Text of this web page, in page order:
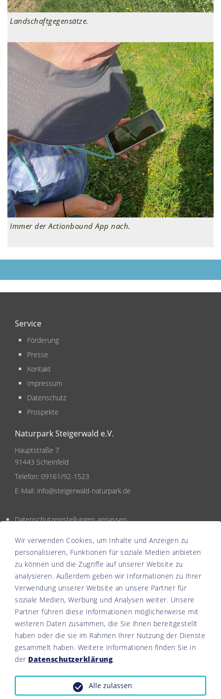
Landschaftgegensätze.
Immer der Actionbound App nach.
Service
Förderung
Presse
Kontakt
Impressum
Datenschutz
Prospekte
Naturpark Steigerwald e.V.
Hauptstraße 7
91443 Scheinfeld
Telefon: 09161/92-1523
E-Mail: info@steigerwald-naturpark.de
Datenschutzeinstellungen anpassen
© 2026 Naturpark Steigerwald alle Rechte vorbehalten
Wir verwenden Cookies, um Inhalte und Anzeigen zu
personalisieren, Funktionen für soziale Medien anbieten
zu können und die Zugriffe auf unserer Website zu
analysieren. Außerdem geben wir Informationen zu Ihrer
Verwendung unserer Website an unsere Partner für
soziale Medien, Werbung und Analysen weiter. Unsere
Partner führen diese Informationen möglicherweise mit
weiteren Daten zusammen, die Sie ihnen bereitgestellt
haben oder die sie im Rahmen Ihrer Nutzung der Dienste
gesammelt haben. Weitere Informationen finden Sie in
der Datenschutzerklärung.
Alle zulassen